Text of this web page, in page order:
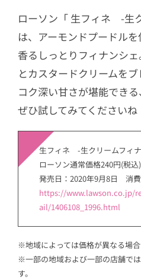
ローソン「 生フィネ -生
は、アーモンドプードル
香るしっとりフィナンシ
とカスタードクリームを
コク深い甘さが堪能できる
ぜひ試してみてくださいね
生フィネ -生クリームフィ
ローソン通常価格240円(税込)
発売日：2020年9月8日 消
https://www.lawson.co.jp/
ail/1406108_1996.html
※地域によっては価格が異なる場合
※一部の地域および一部の店舗で
す。